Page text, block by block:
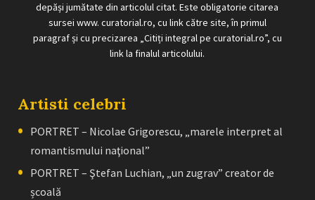
depăși jumătate din articolul citat. Este obligatorie citarea
sursei www. curatorial.ro, cu link către site, în primul
paragraf și cu precizarea „Citiți integral pe curatorial.ro”, cu
link la finalul articolului.
Artisti celebri
PORTRET – Nicolae Grigorescu, „marele interpret al
romantismului naţional”
PORTRET – Ştefan Luchian, „un zugrav” creator de
școală